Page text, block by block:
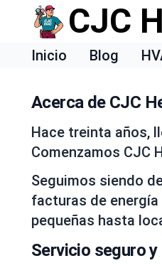
CJC
Inicio Blog
Acerca de CJC
Hace treinta años,
Comenzamos CJC
Seguimos siendo
facturas de
pequeñas hasta
Servicio seguro